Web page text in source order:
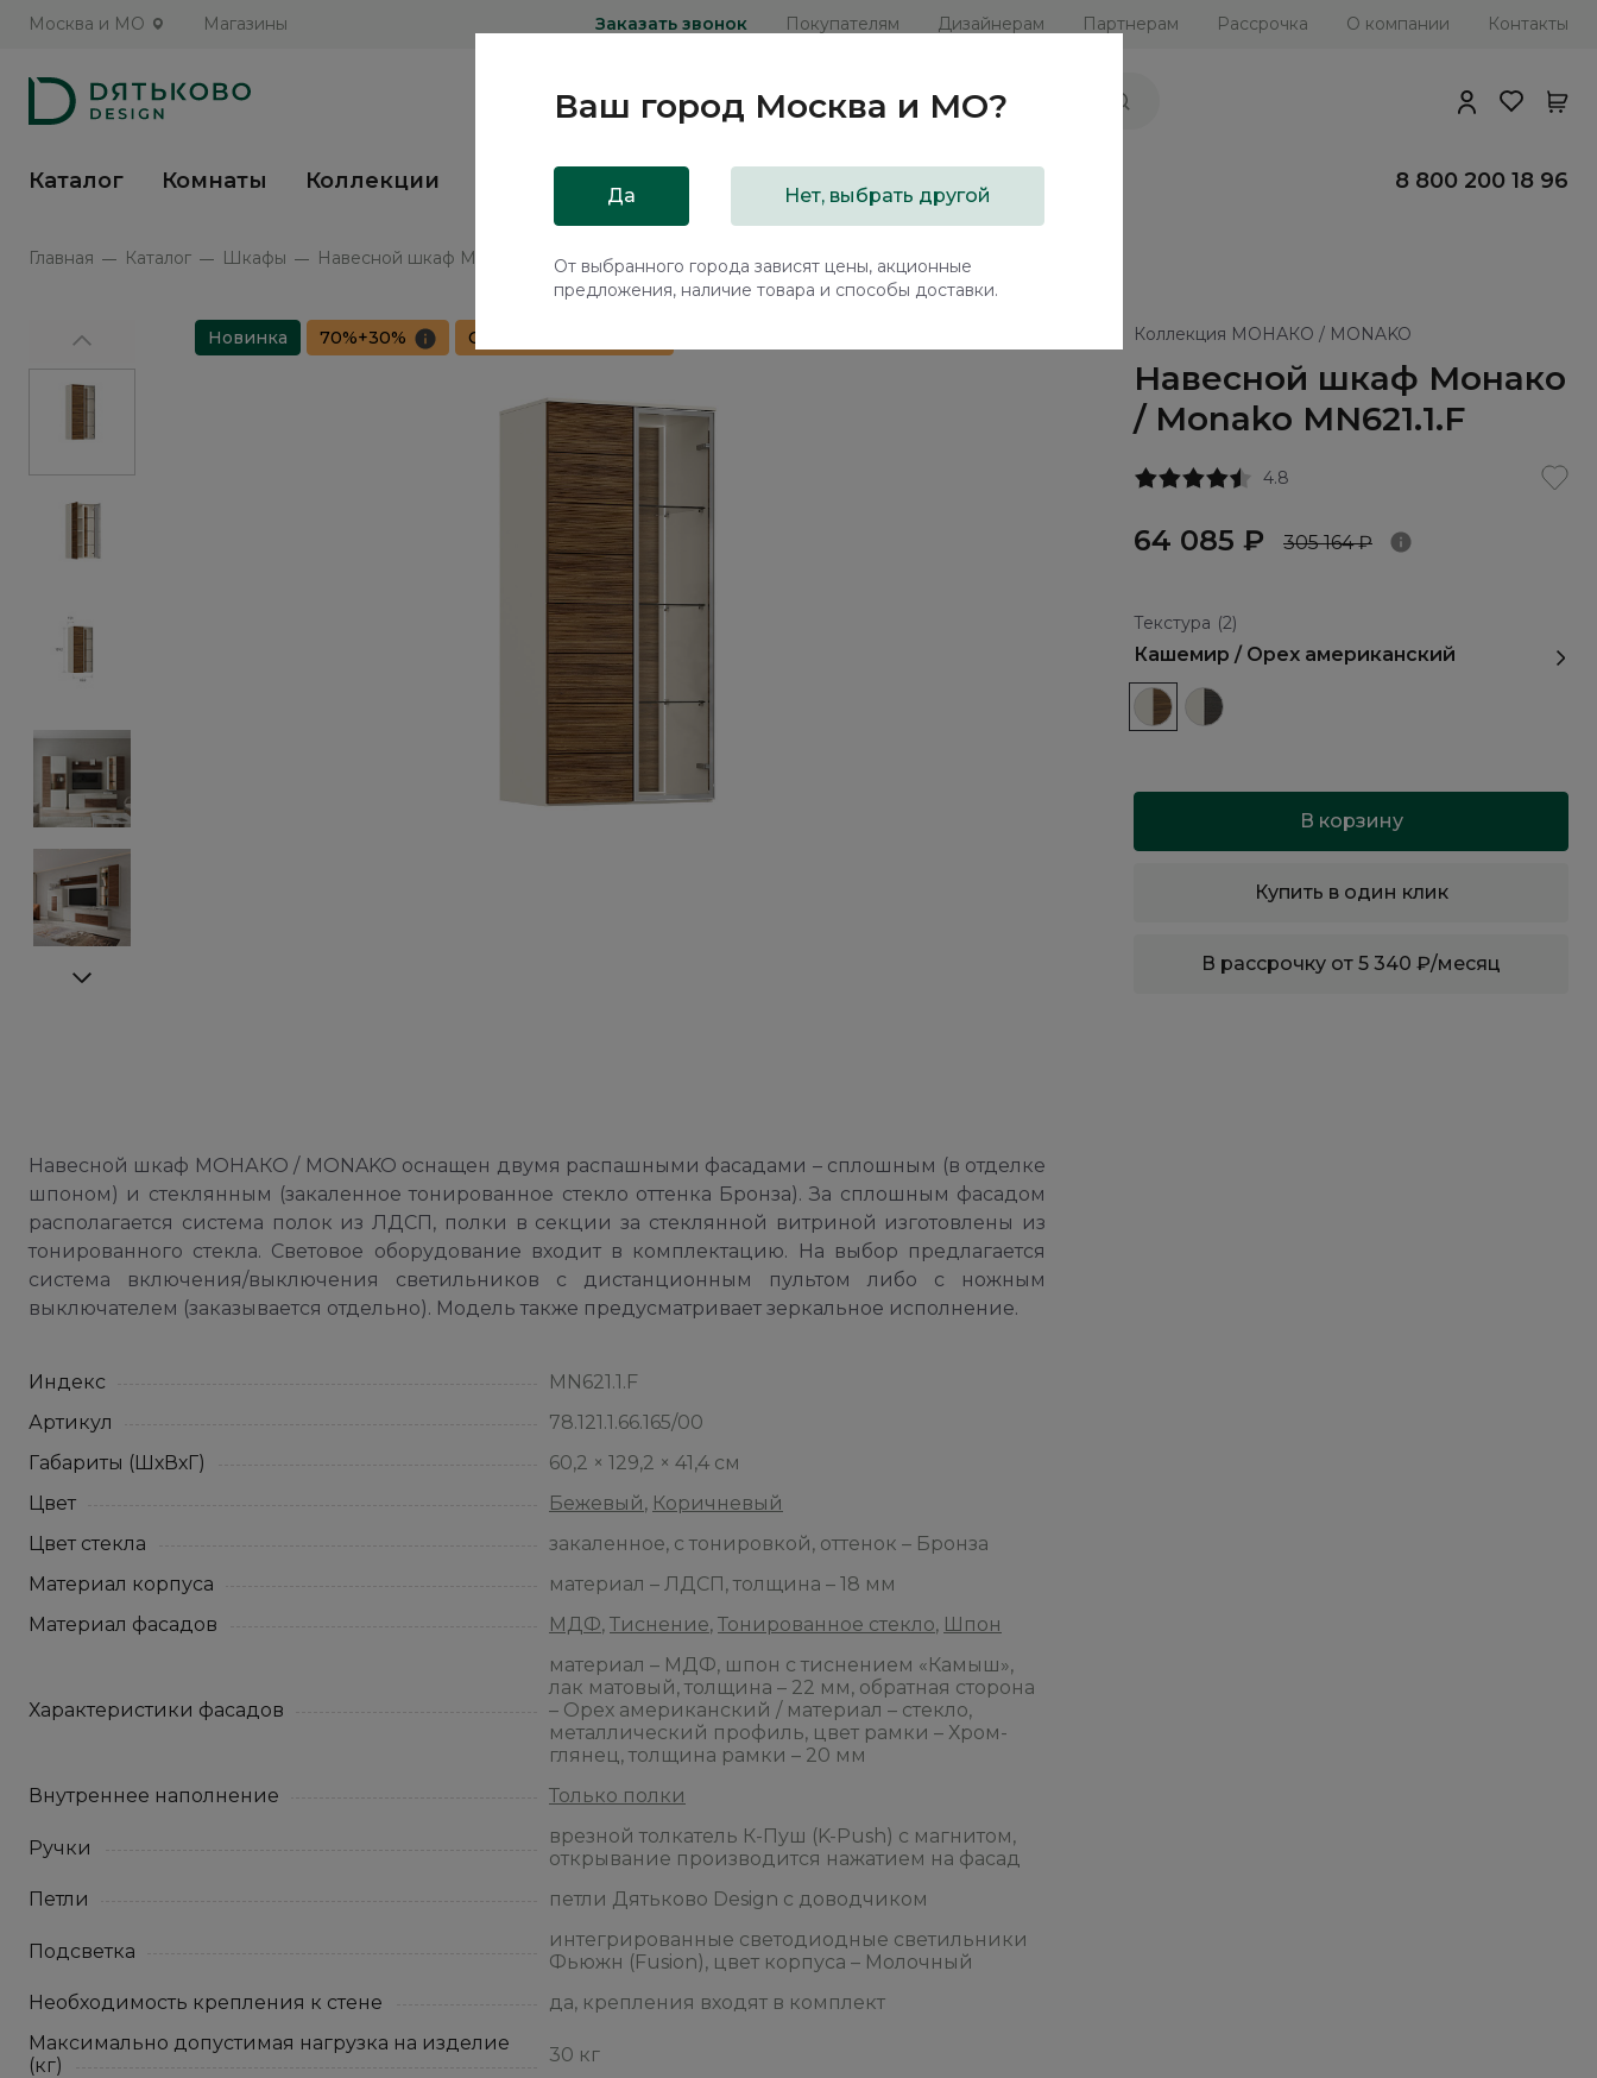
Москва и МО Магазины Заказать звонок Покупателям Дизайнерам Партнерам Рассрочка О компании Контакты
Каталог Комнаты Коллекции Распродажа 8 800 200 18 96
Главная Каталог Шкафы Навесной шкаф Монако / Monako MN621.1.F
Коллекция МОНАКО / MONAKO
Навесной шкаф Монако
/ Monako MN621.1.F
4.8
64 085 ₽ 305 164 ₽
Текстура (2)
Кашемир / Орех американский
В корзину
Купить в один клик
В рассрочку от 5 340 ₽/месяц
Новинка 70%+30% Сборка в подарок
Навесной шкаф МОНАКО / MONAKO оснащен двумя распашными фасадами – сплошным (в отделке
шпоном) и стеклянным (закаленное тонированное стекло оттенка Бронза). За сплошным фасадом
располагается система полок из ЛДСП, полки в секции за стеклянной витриной изготовлены из
тонированного стекла. Световое оборудование входит в комплектацию. На выбор предлагается
система включения/выключения светильников с дистанционным пультом либо с ножным
выключателем (заказывается отдельно). Модель также предусматривает зеркальное исполнение.
Индекс
MN621.1.F
Артикул
78.121.1.66.165/00
Габариты (ШхВхГ)
60,2 × 129,2 × 41,4 см
Цвет
Бежевый, Коричневый
Цвет стекла
закаленное, с тонировкой, оттенок – Бронза
Материал корпуса
материал – ЛДСП, толщина – 18 мм
Материал фасадов
МДФ, Тиснение, Тонированное стекло, Шпон
Характеристики фасадов
материал – МДФ, шпон с тиснением «Камыш»,
лак матовый, толщина – 22 мм, обратная сторона
– Орех американский / материал – стекло,
металлический профиль, цвет рамки – Хром-
глянец, толщина рамки – 20 мм
Внутреннее наполнение
Только полки
Ручки
врезной толкатель К-Пуш (K-Push) с магнитом,
открывание производится нажатием на фасад
Петли
петли Дятьково Design с доводчиком
Подсветка
интегрированные светодиодные светильники
Фьюжн (Fusion), цвет корпуса – Молочный
Необходимость крепления к стене
да, крепления входят в комплект
Максимально допустимая нагрузка на изделие
(кг)
30 кг
Ваш город Москва и МО?
Да Нет, выбрать другой
От выбранного города зависят цены, акционные
предложения, наличие товара и способы доставки.